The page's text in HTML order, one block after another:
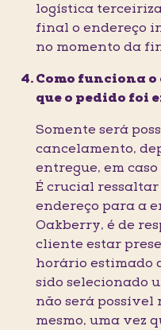
logística
final o endereço
no momento da
Como funciona
que o pedido foi
Somente será
cancelamento,
entregue, em caso
É crucial
endereço para a
Oakberry, é de
cliente estar
horário estimado
sido selecionado
não será possível
mesmo, uma vez